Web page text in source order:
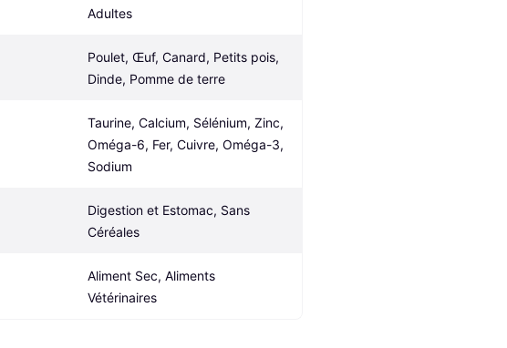
Adultes
Poulet, Œuf, Canard, Petits pois,
Dinde, Pomme de terre
Taurine, Calcium, Sélénium, Zinc,
Oméga-6, Fer, Cuivre, Oméga-3,
Sodium
Digestion et Estomac, Sans
Céréales
Aliment Sec, Aliments
Vétérinaires